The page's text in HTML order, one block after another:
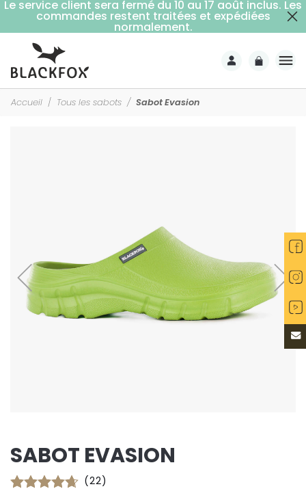
Livraison offerte dès 59€ d'achats (point relais)
Accueil Tous les sabots Sabot Evasion
SABOT EVASION
(22)
Le service client sera fermé du 10 au 17 août inclus. Les
commandes restent traitées et expédiées
normalement.